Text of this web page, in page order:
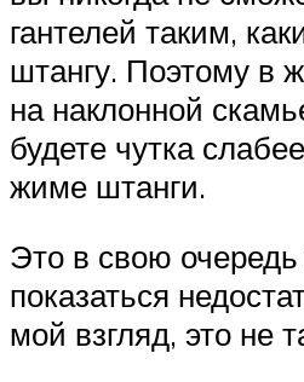
гантелей таким,
штангу. Поэтому в
на наклонной
будете чутка
жиме штанги.
Это в свою
показаться
мой взгляд, это не